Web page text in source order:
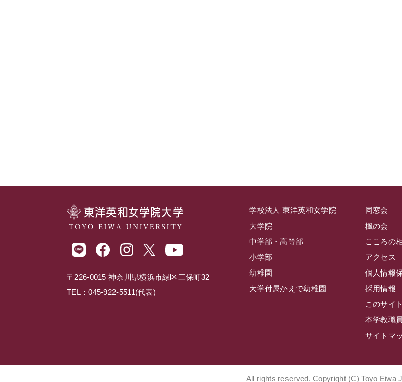
〒226-0015 神奈川県横浜市緑区三保町32
TEL：045-922-5511(代表)
学校法人 東洋英和女学院
大学院
中学部・高等部
小学部
幼稚園
大学付属かえで幼稚園
同窓会
楓の会
こころの
アクセス
個人情報
採用情報
このサイ
本学教職
サイトマ
All rights reserved. Copyright (C) Toyo Eiwa